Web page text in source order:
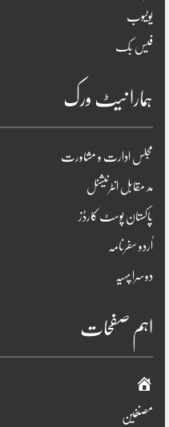
یوٹیوب
فیس بک
ہمارا نیٹ ورک
مجلس ادارت و مشاورت
مد مقابل انٹرنیشنل
پاکستان پوسٹ کارڈز
اُردو سفرنامہ
دوسرا پہیہ
اہم صفحات
صفحہ
اوّل
مصنفین